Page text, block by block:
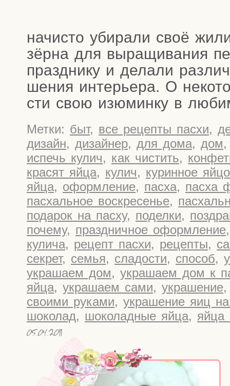
начи­сто уби­ра­ли своё
зёр­на для выра­щи­ва­ния
празд­ни­ку и дела­ли
ше­ния инте­рье­ра. О
сти свою изю­мин­ку в
Метки: быт, все рецепты пасхи,
дизайн, дизайнер, для дома, дом
испечь кулич, как чистить,
красят яйца, кулич, куринное яйцо
яйца, оформление, пасха, пасха
пасхальное воскресенье,
подарок на пасху, поделки,
почему, праздничное оформление
кулича, рецепт пасхи, рецепты,
секрет, семья, сладости, способ,
украшаем дом, украшаем дом к
яйца, украшаем сами, украшение
своими руками, украшение яиц
шоколад, шоколадные яйца, яйца
05.04.2011